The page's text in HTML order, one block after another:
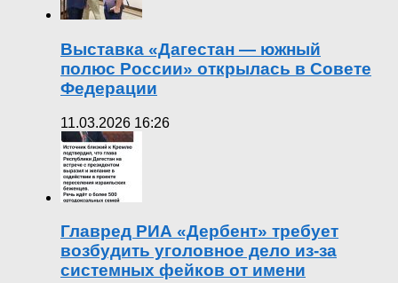
Выставка «Дагестан — южный
полюс России» открылась в Совете
Федерации
11.03.2026 16:26
Главред РИА «Дербент» требует
возбудить уголовное дело из-за
системных фейков от имени